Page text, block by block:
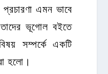
এমন ভাবে
ভূগোল বইতে
সম্পর্কে একটি
হলো।